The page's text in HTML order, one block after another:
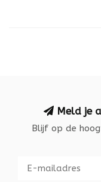
Meld je
Blijf op de